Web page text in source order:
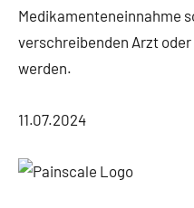
Medikamenteneinnahme
verschreibenden Arzt
werden.
11.07.2024